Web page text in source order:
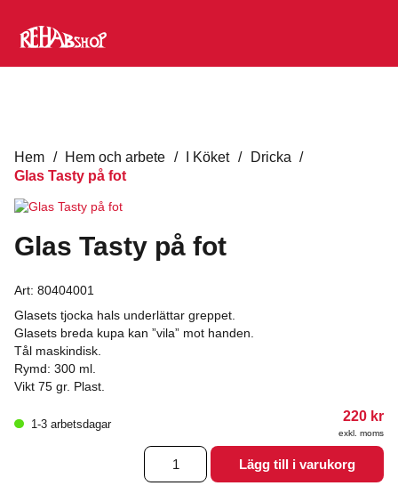
Hem / Hem och arbete / I Köket / Dricka /
Glas Tasty på fot
Glas Tasty på fot
Art: 80404001
Glasets tjocka hals underlättar greppet.
Glasets breda kupa kan ”vila” mot handen.
Tål maskindisk.
Rymd: 300 ml.
Vikt 75 gr. Plast.
1-3 arbetsdagar
220 kr
exkl. moms
Glas
Tasty
på
Lägg till i varukorg